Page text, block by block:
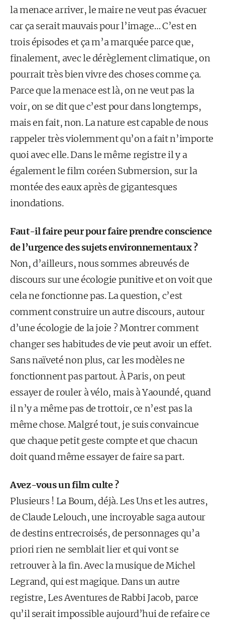
la menace arriver, le maire ne veut pas évacuer
car ça serait mauvais pour l’image… C’est en
trois épisodes et ça m’a marquée parce que,
finalement, avec le dérèglement climatique, on
pourrait très bien vivre des choses comme ça.
Parce que la menace est là, on ne veut pas la
voir, on se dit que c’est pour dans longtemps,
mais en fait, non. La nature est capable de nous
rappeler très violemment qu’on a fait n’importe
quoi avec elle. Dans le même registre il y a
également le film coréen Submersion, sur la
montée des eaux après de gigantesques
inondations.
Faut-il faire peur pour faire prendre conscience
de l’urgence des sujets environnementaux ?
Non, d’ailleurs, nous sommes abreuvés de
discours sur une écologie punitive et on voit que
cela ne fonctionne pas. La question, c’est
comment construire un autre discours, autour
d’une écologie de la joie ? Montrer comment
changer ses habitudes de vie peut avoir un effet.
Sans naïveté non plus, car les modèles ne
fonctionnent pas partout. À Paris, on peut
essayer de rouler à vélo, mais à Yaoundé, quand
il n’y a même pas de trottoir, ce n’est pas la
même chose. Malgré tout, je suis convaincue
que chaque petit geste compte et que chacun
doit quand même essayer de faire sa part.
Avez-vous un film culte ?
Plusieurs ! La Boum, déjà. Les Uns et les autres,
de Claude Lelouch, une incroyable saga autour
de destins entrecroisés, de personnages qu’a
priori rien ne semblait lier et qui vont se
retrouver à la fin. Avec la musique de Michel
Legrand, qui est magique. Dans un autre
registre, Les Aventures de Rabbi Jacob, parce
qu’il serait impossible aujourd’hui de refaire ce